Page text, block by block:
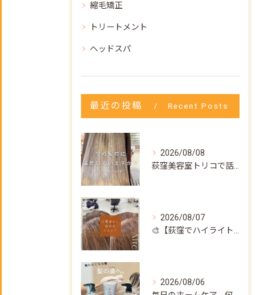
縮毛矯正
トリートメント
ヘッドスパ
最近の投稿 Recent Posts
2026/08/08
2026/08/07
2026/08/06